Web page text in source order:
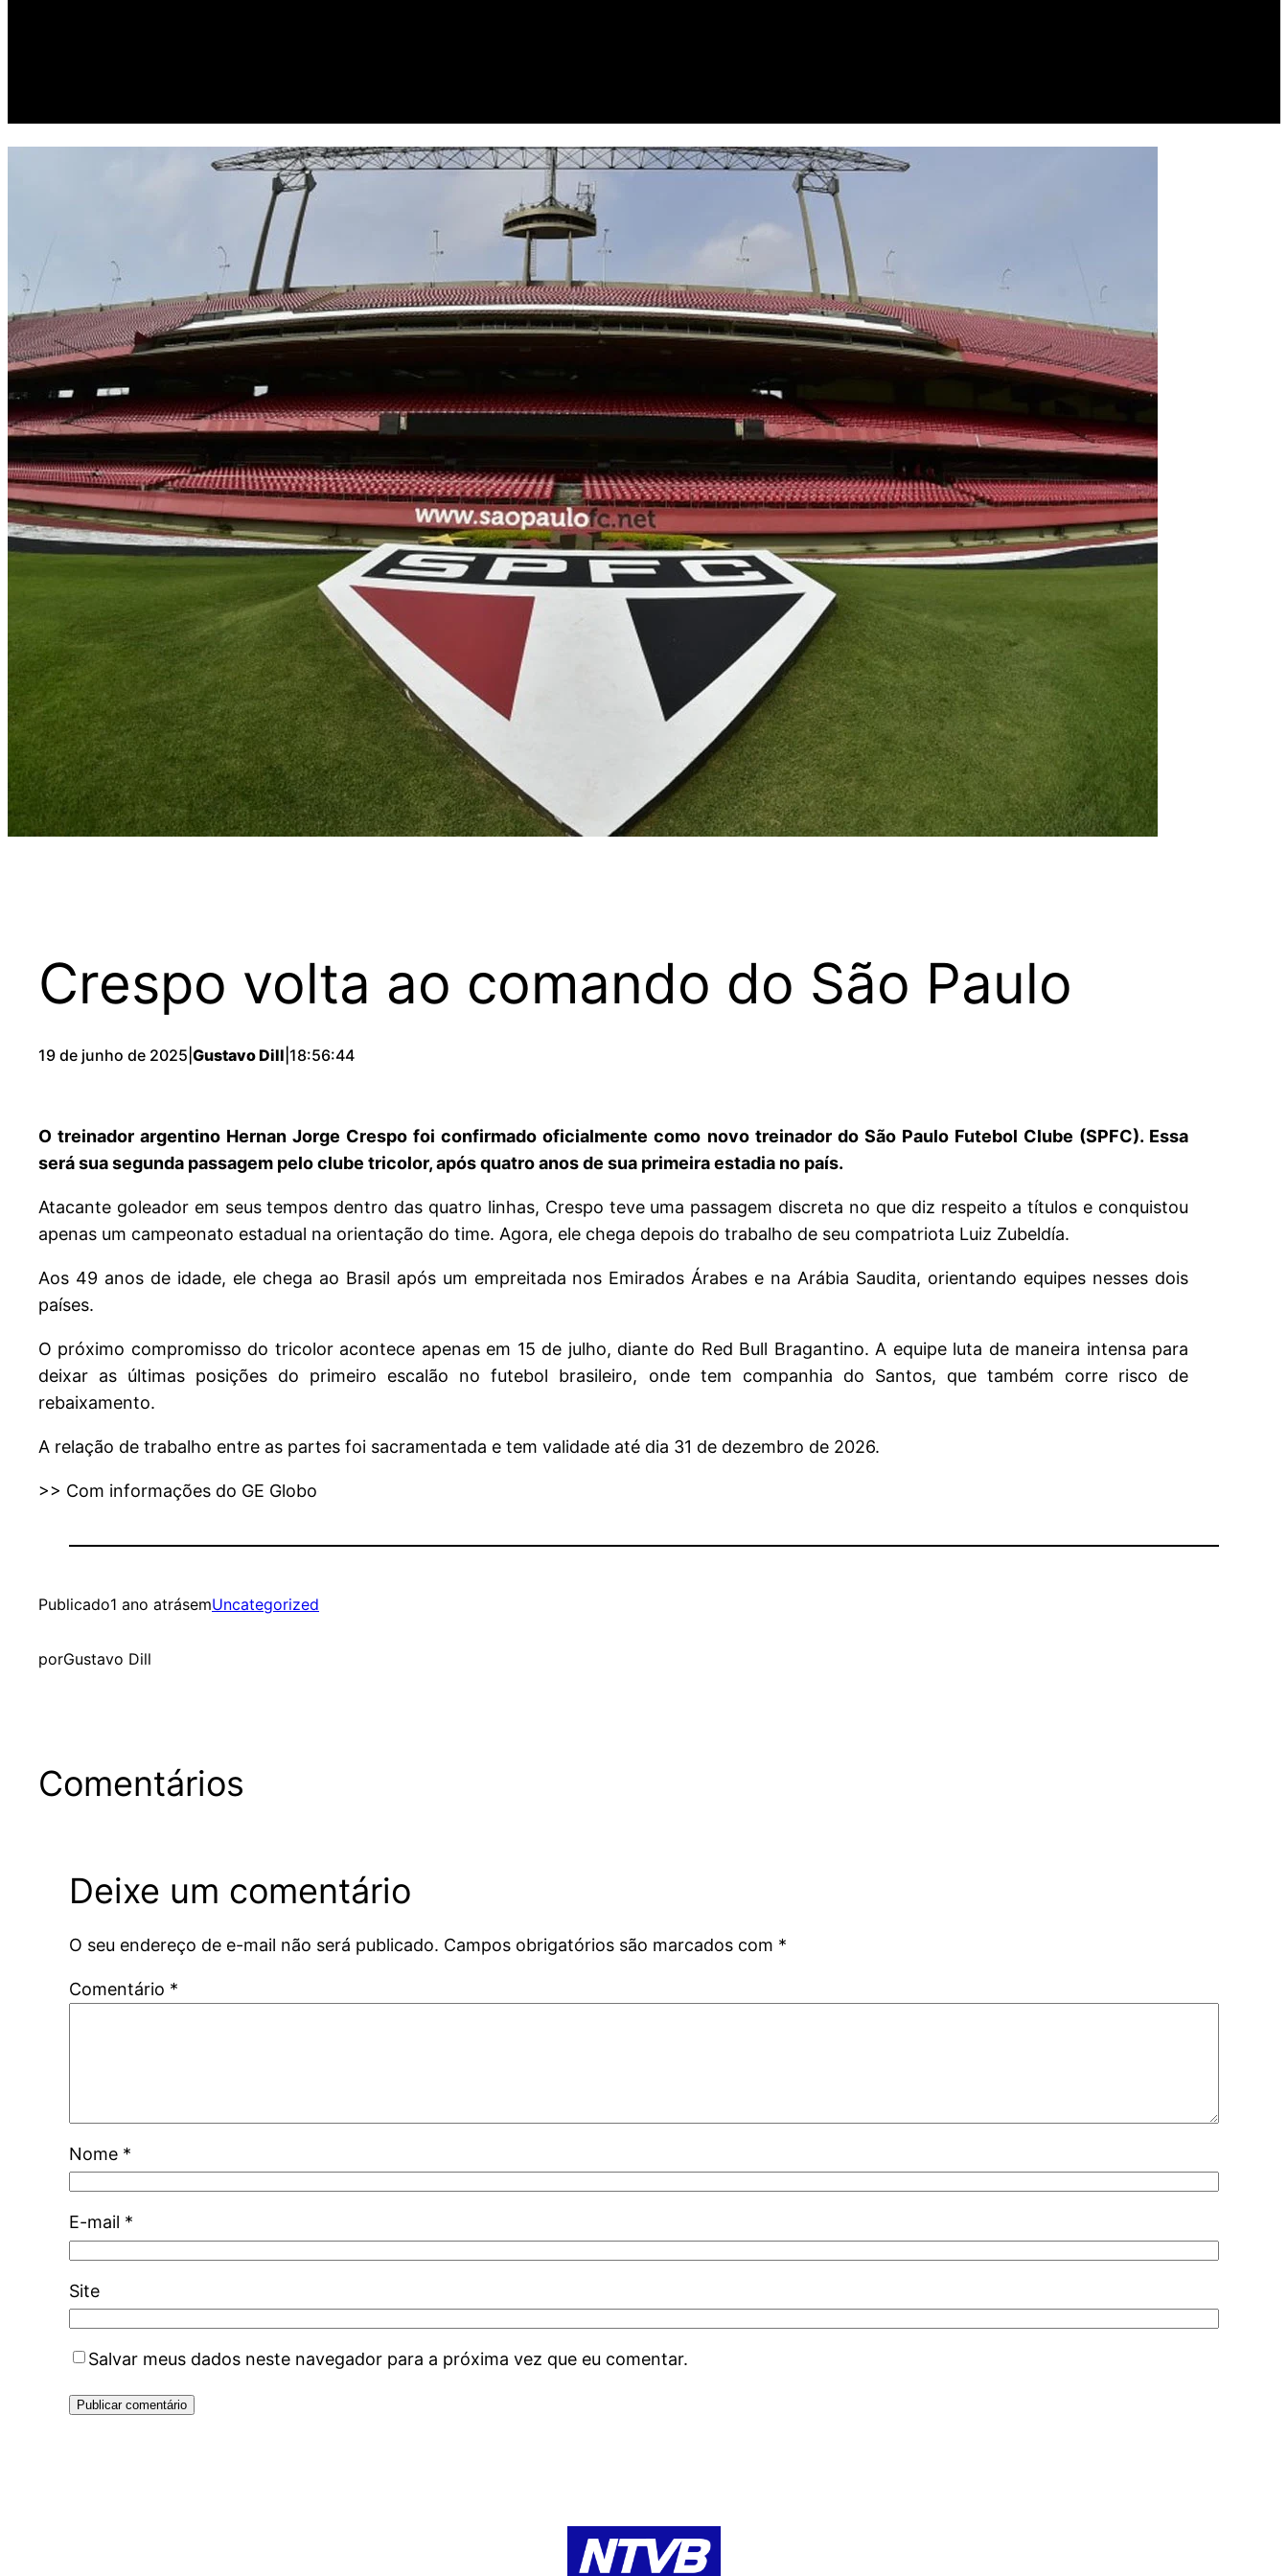
Crespo volta ao comando do São Paulo
19 de junho de 2025 Gustavo Dill 18:56:44
O treinador argentino Hernan Jorge Crespo foi confirmado oficialmente como novo treinador do São Paulo Futebol Clube (SPFC). Essa
será sua segunda passagem pelo clube tricolor, após quatro anos de sua primeira estadia no país.
Atacante goleador em seus tempos dentro das quatro linhas, Crespo teve uma passagem discreta no que diz respeito a títulos e conquistou
apenas um campeonato estadual na orientação do time. Agora, ele chega depois do trabalho de seu compatriota Luiz Zubeldía.
Aos 49 anos de idade, ele chega ao Brasil após um empreitada nos Emirados Árabes e na Arábia Saudita, orientando equipes nesses dois
países.
O próximo compromisso do tricolor acontece apenas em 15 de julho, diante do Red Bull Bragantino. A equipe luta de maneira intensa para
deixar as últimas posições do primeiro escalão no futebol brasileiro, onde tem companhia do Santos, que também corre risco de
rebaixamento.
A relação de trabalho entre as partes foi sacramentada e tem validade até dia 31 de dezembro de 2026.
>> Com informações do GE Globo
Publicado1 ano atrásemUncategorized
porGustavo Dill
Comentários
Deixe um comentário
O seu endereço de e-mail não será publicado. Campos obrigatórios são marcados com *
Comentário *
Nome *
E-mail *
Site
Salvar meus dados neste navegador para a próxima vez que eu comentar.